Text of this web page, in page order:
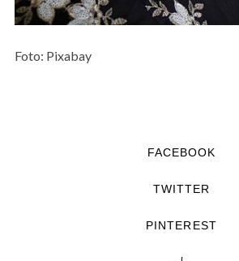
Foto: Pixabay
FACEBOOK
TWITTER
PINTEREST